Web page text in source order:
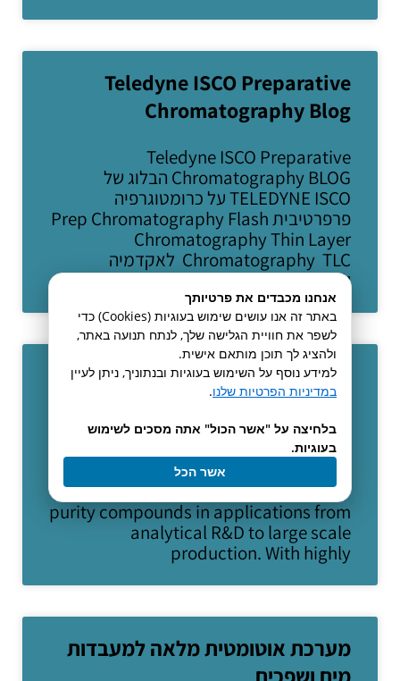
Teledyne ISCO Preparative
Chromatography Blog
Teledyne ISCO Preparative
Chromatography BLOG הבלוג של
TELEDYNE ISCO על כרומטוגרפיה
פרפרטיבית Prep Chromatography Flash
Chromatography Thin Layer
Chromatography TLC לאקדמיה
לכרומטוגרפיה לחץ כאן למערכות
להפרדות קשות צריך את הקולונות
הטובות ביותר
להפרדות קשות צריך את הקולונות הטובות
ביותרBest Flash Chromatography
Columns RediSep® Media delivers high-
purity compounds in applications from
analytical R&D to large scale
production. With highly
מערכת אוטומטית מלאה למעבדות
מים ושפכים
אנחנו מכבדים את פרטיותך
באתר זה אנו עושים שימוש בעוגיות (Cookies) כדי
לשפר את חוויית הגלישה שלך, לנתח תנועה באתר,
ולהציג לך תוכן מותאם אישית.
למידע נוסף על השימוש בעוגיות ובנתוניך, ניתן לעיין
במדיניות הפרטיות שלנו.
בלחיצה על "אשר הכול" אתה מסכים לשימוש
בעוגיות.
אשר הכל